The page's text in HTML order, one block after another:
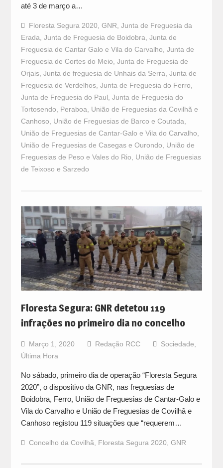
até 3 de março a…
Floresta Segura 2020 GNR Junta de Freguesia da
Erada Junta de Freguesia de Boidobra Junta de
Freguesia de Cantar Galo e Vila do Carvalho Junta de
Freguesia de Cortes do Meio Junta de Freguesia de
Orjais, Junta de freguesia de Unhais da Serra Junta de
Freguesia de Verdelhos, Junta de Freguesia do Ferro
Junta de Freguesia do Paul Junta de Freguesia do
Tortosendo
Peraboa
União de Freguesias da Covilhã e
Canhoso
União de Freguesias de Barco e Coutada
União de Freguesias de Cantar-Galo e Vila do Carvalho
União de Freguesias de Casegas e Ourondo
União de
Freguesias de Peso e Vales do Rio
União de Freguesias
de Teixoso e Sarzedo
Floresta Segura: GNR detetou 119
infrações no primeiro dia no concelho
Março 1, 2020 Redação RCC Sociedade,
Última Hora
No sábado, primeiro dia de operação “Floresta Segura
2020”, o dispositivo da GNR, nas freguesias de
Boidobra, Ferro, União de Freguesias de Cantar-Galo e
Vila do Carvalho e União de Freguesias de Covilhã e
Canhoso registou 119 situações que “requerem…
Concelho da Covilhã, Floresta Segura 2020, GNR